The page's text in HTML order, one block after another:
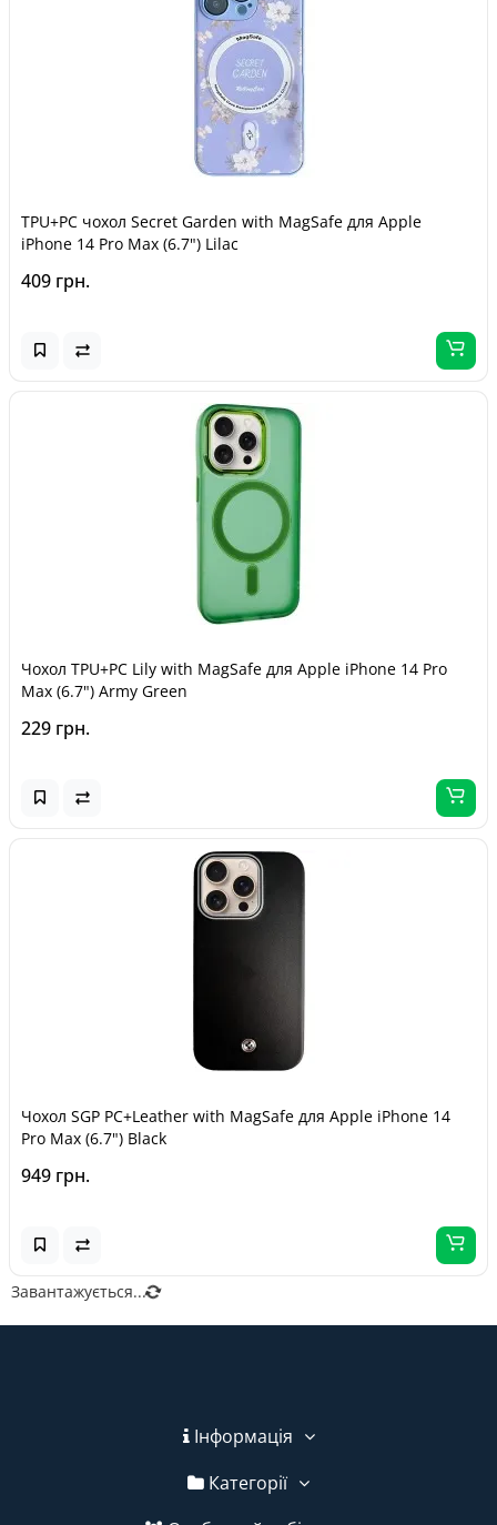
TPU+PC чохол Secret Garden with MagSafe для Apple
iPhone 14 Pro Max (6.7") Lilac
409 грн.
Чохол TPU+PC Lily with MagSafe для Apple iPhone 14 Pro
Max (6.7") Army Green
229 грн.
Чохол SGP PC+Leather with MagSafe для Apple iPhone 14
Pro Max (6.7") Black
949 грн.
Завантажується...
Інформація
Категорії